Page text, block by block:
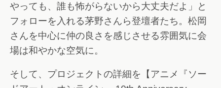
やっても、誰も怖がらないから大丈夫だよ」と
フォローを入れる茅野さんら登壇者たち。松岡
さんを中心に仲の良さを感じさせる雰囲気に会
場は和やかな空気に。
そして、プロジェクトの詳細を【アニメ『ソー